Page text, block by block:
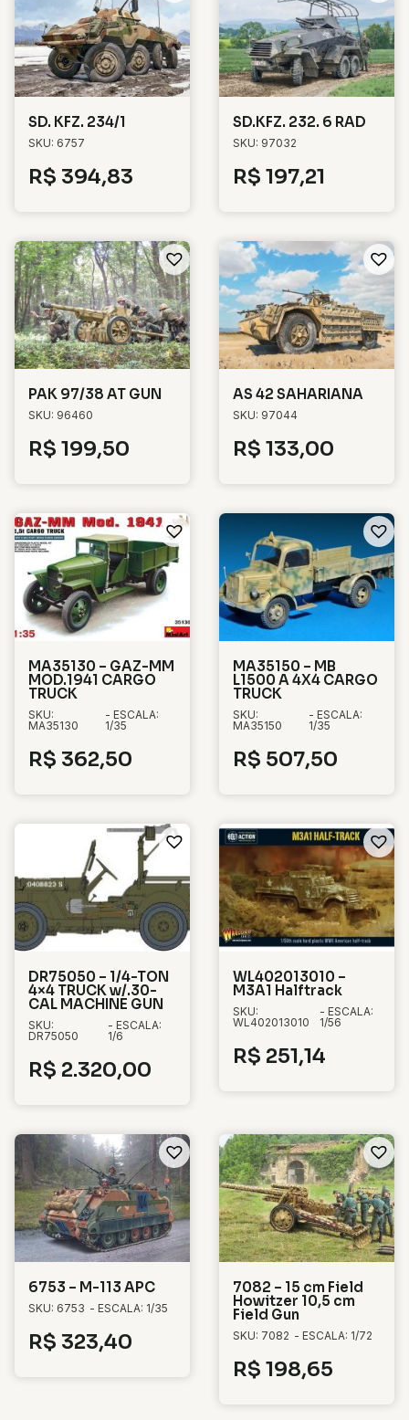
SD. KFZ. 234/1
SKU: 6757
R$ 394,83
SD.KFZ. 232. 6 RAD
SKU: 97032
R$ 197,21
PAK 97/38 AT GUN
SKU: 96460
R$ 199,50
AS 42 SAHARIANA
SKU: 97044
R$ 133,00
MA35130 – GAZ-MM
MOD.1941 CARGO
TRUCK
SKU:
MA35130
- ESCALA:
1/35
R$ 362,50
MA35150 – MB
L1500 A 4X4 CARGO
TRUCK
SKU:
MA35150
- ESCALA:
1/35
R$ 507,50
DR75050 – 1/4-TON
4×4 TRUCK w/.30-
CAL MACHINE GUN
SKU:
DR75050
- ESCALA:
1/6
R$ 2.320,00
WL402013010 –
M3A1 Halftrack
SKU:
WL402013010
- ESCALA:
1/56
R$ 251,14
6753 – M-113 APC
SKU: 6753 - ESCALA: 1/35
R$ 323,40
7082 – 15 cm Field
Howitzer 10,5 cm
Field Gun
SKU: 7082 - ESCALA: 1/72
R$ 198,65